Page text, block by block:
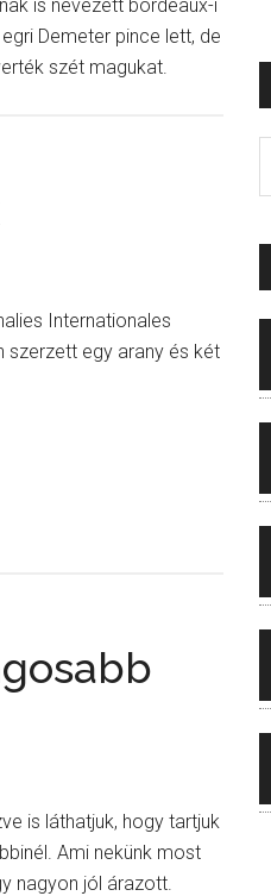
is nevezett bordeaux-i
Demeter pince lett, de
szét magukat.
Internationales
szerzett egy arany és két
is láthatjuk, hogy tartjuk
Ami nekünk most
nagyon jól árazott.